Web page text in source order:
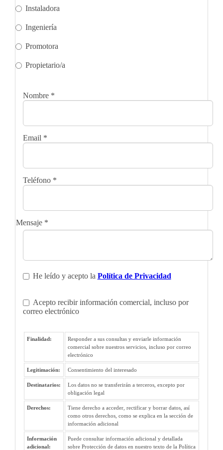
Instaladora
Ingeniería
Promotora
Propietario/a
Nombre *
Email *
Teléfono *
Mensaje *
He leído y acepto la Política de Privacidad
Acepto recibir información comercial, incluso por
correo electrónico
Finalidad:
Responder a sus consultas y enviarle información
comercial sobre nuestros servicios, incluso por correo
electrónico
Legitimación: Consentimiento del interesado
Destinatarios:
Los datos no se transferirán a terceros, excepto por
obligación legal
Derechos:
Tiene derecho a acceder, rectificar y borrar datos, así
como otros derechos, como se explica en la sección de
información adicional
Información
adicional:
Puede consultar información adicional y detallada
sobre Protección de datos en nuestro texto de la Política